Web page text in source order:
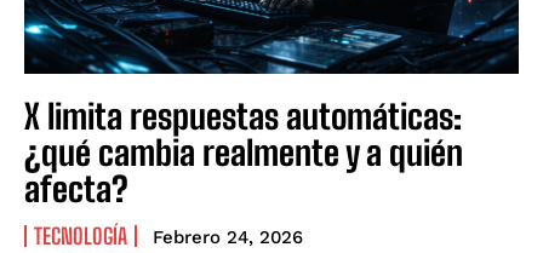
X limita respuestas automáticas:
¿qué cambia realmente y a quién
afecta?
TECNOLOGÍA Febrero 24, 2026